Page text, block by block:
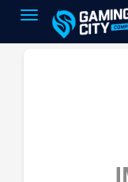
Toggle navigation